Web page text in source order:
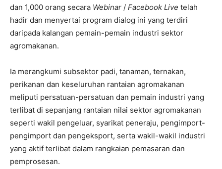
dan 1,000 orang secara Webinar / Facebook Live telah
hadir dan menyertai program dialog ini yang terdiri
daripada kalangan pemain-pemain industri sektor
agromakanan.
Ia merangkumi subsektor padi, tanaman, ternakan,
perikanan dan keseluruhan rantaian agromakanan
meliputi persatuan-persatuan dan pemain industri yang
terlibat di sepanjang rantaian nilai sektor agromakanan
seperti wakil pengeluar, syarikat peneraju, pengimport-
pengimport dan pengeksport, serta wakil-wakil industri
yang aktif terlibat dalam rangkaian pemasaran dan
pemprosesan.